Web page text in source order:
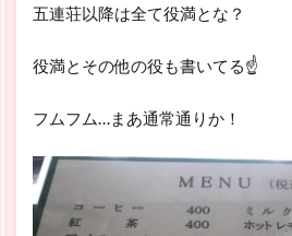
五連荘以降は全て役満とな？
役満とその他の役も書いてる☝
フムフム…まあ通常通りか！